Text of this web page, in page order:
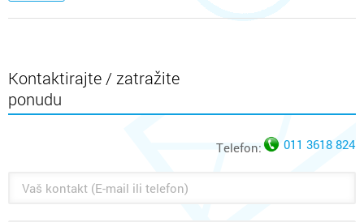
Kontaktirajte / zatražite
ponudu
Telefon: 011 3618 824